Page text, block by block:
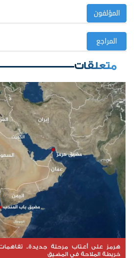
المؤلفون
المراجع
متعلقات
هرمز على أعتاب مرحلة جديدة.. تفاهمات
خريطة الملاحة في المضيق